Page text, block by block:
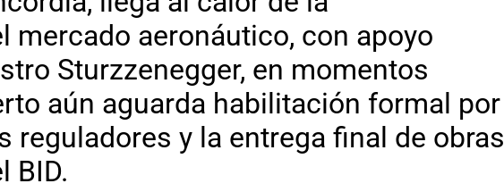
mercado aeronáutico, con apoyo
Sturzzenegger, en momentos
aún aguarda habilitación formal por
reguladores y la entrega final de obras
BID.